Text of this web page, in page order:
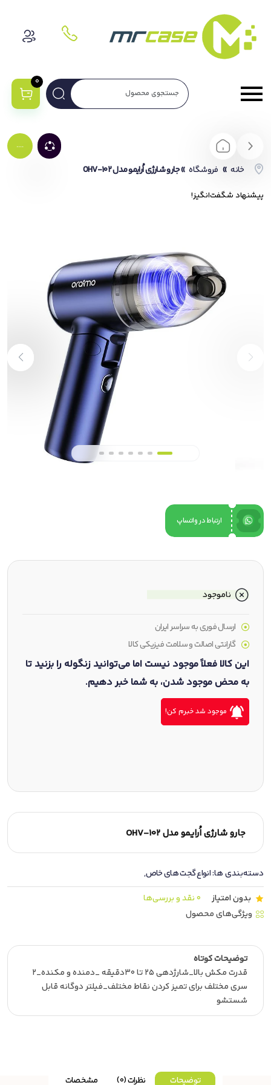
0
....
خانه » فروشگاه »جارو شارژی اُرایمو مدل OHV-102
پیشنهاد شگفت‌انگیز!
ارتباط در واتساپ
جارو شارژی اُرایمو مدل OHV-102
دسته‌بندی ها:انواع گجت های خاص,
بدون امتیاز
0 نقد و بررسی‌ها
ویژگی‌های محصول
توضیحات کوتاه
قدرت مکش بالا_شارژدهی ۲۵ تا ۳۰دقیقه _دمنده و مکنده_۲
سری مختلف برای تمیز کردن نقاط مختلف_فیلتر دوگانه قابل
شستشو
ناموجود
ارسال فوری به سراسر ایران
گارانتی اصالت و سلامت فیزیکی کالا
این کالا فعلاً موجود نیست اما می‌توانید زنگوله را بزنید تا
به محض موجود شدن، به شما خبر دهیم.
موجود شد خبرم کن!
توضیحات نظرات (0) مشخصات